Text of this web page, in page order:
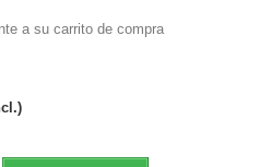
a su carrito de compra